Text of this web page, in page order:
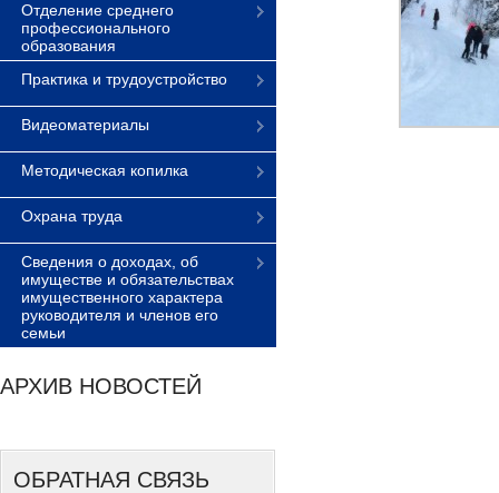
Отделение среднего
профессионального
образования
Практика и трудоустройство
Видеоматериалы
Методическая копилка
Охрана труда
Сведения о доходах, об
имуществе и обязательствах
имущественного характера
руководителя и членов его
семьи
АРХИВ НОВОСТЕЙ
ОБРАТНАЯ СВЯЗЬ